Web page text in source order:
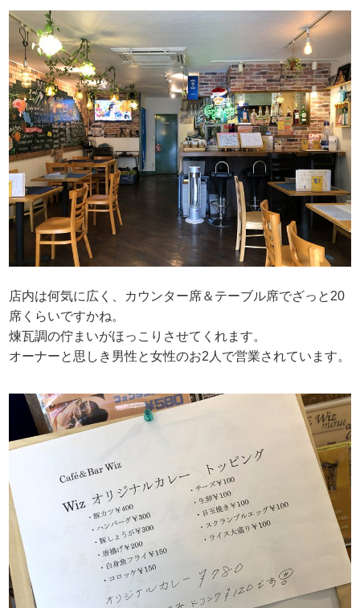
店内は何気に広く、カウンター席＆テーブル席でざっと20
席くらいですかね。
煉瓦調の佇まいがほっこりさせてくれます。
オーナーと思しき男性と女性のお2人で営業されています。